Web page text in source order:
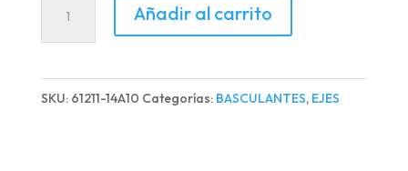
BASCULANTE
MB
Añadir al carrito
SKU: 61211-14A10 Categorías: BASCULANTES, EJES